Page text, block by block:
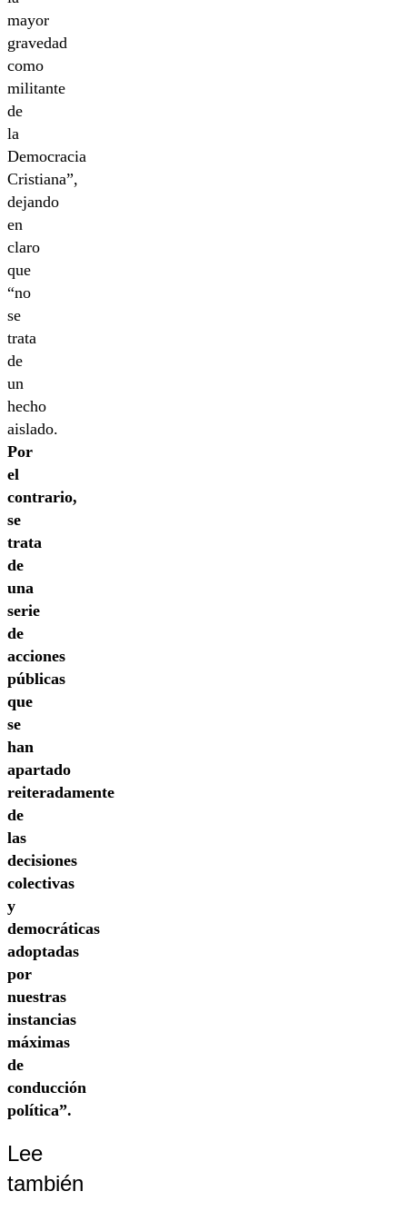
mayor
gravedad
como
militante
de
la
Democracia
Cristiana”,
dejando
en
claro
que
“no
se
trata
de
un
hecho
aislado.
Por
el
contrario,
se
trata
de
una
serie
de
acciones
públicas
que
se
han
apartado
reiteradamente
de
las
decisiones
colectivas
y
democráticas
adoptadas
por
nuestras
instancias
máximas
de
conducción
política”.
Lee
también